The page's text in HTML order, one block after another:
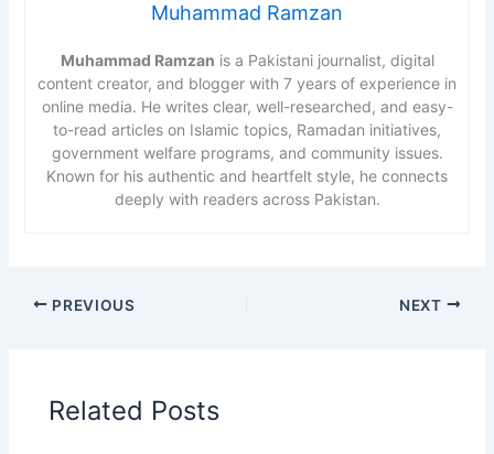
Muhammad Ramzan
Muhammad Ramzan is a Pakistani journalist, digital
content creator, and blogger with 7 years of experience in
online media. He writes clear, well-researched, and easy-
to-read articles on Islamic topics, Ramadan initiatives,
government welfare programs, and community issues.
Known for his authentic and heartfelt style, he connects
deeply with readers across Pakistan.
PREVIOUS NEXT
Related Posts